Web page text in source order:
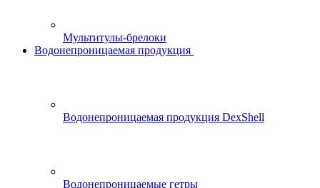
Мультитулы-брелоки
Водонепроницаемая продукция
Водонепроницаемая продукция DexShell
Водонепроницаемые гетры